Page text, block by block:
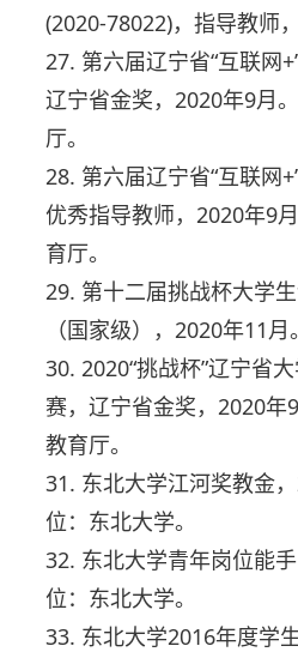
(2020-78022)，指导教师
27. 第六届辽宁省“互联网
辽宁省金奖，2020年9月
厅。
28. 第六届辽宁省“互联网
优秀指导教师，2020年9
育厅。
29. 第十二届挑战杯大学
（国家级），2020年11月。
30. 2020“挑战杯”辽宁省
赛，辽宁省金奖，2020年
教育厅。
31. 东北大学江河奖教金
位：东北大学。
32. 东北大学青年岗位能
位：东北大学。
33. 东北大学2016年度学